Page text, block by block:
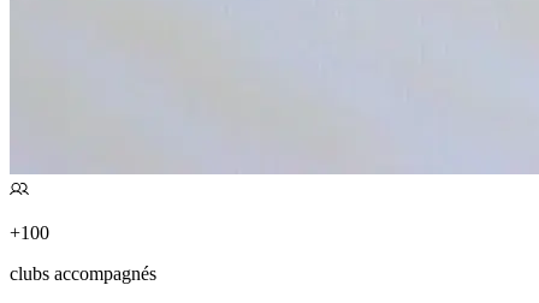
+100
clubs accompagnés